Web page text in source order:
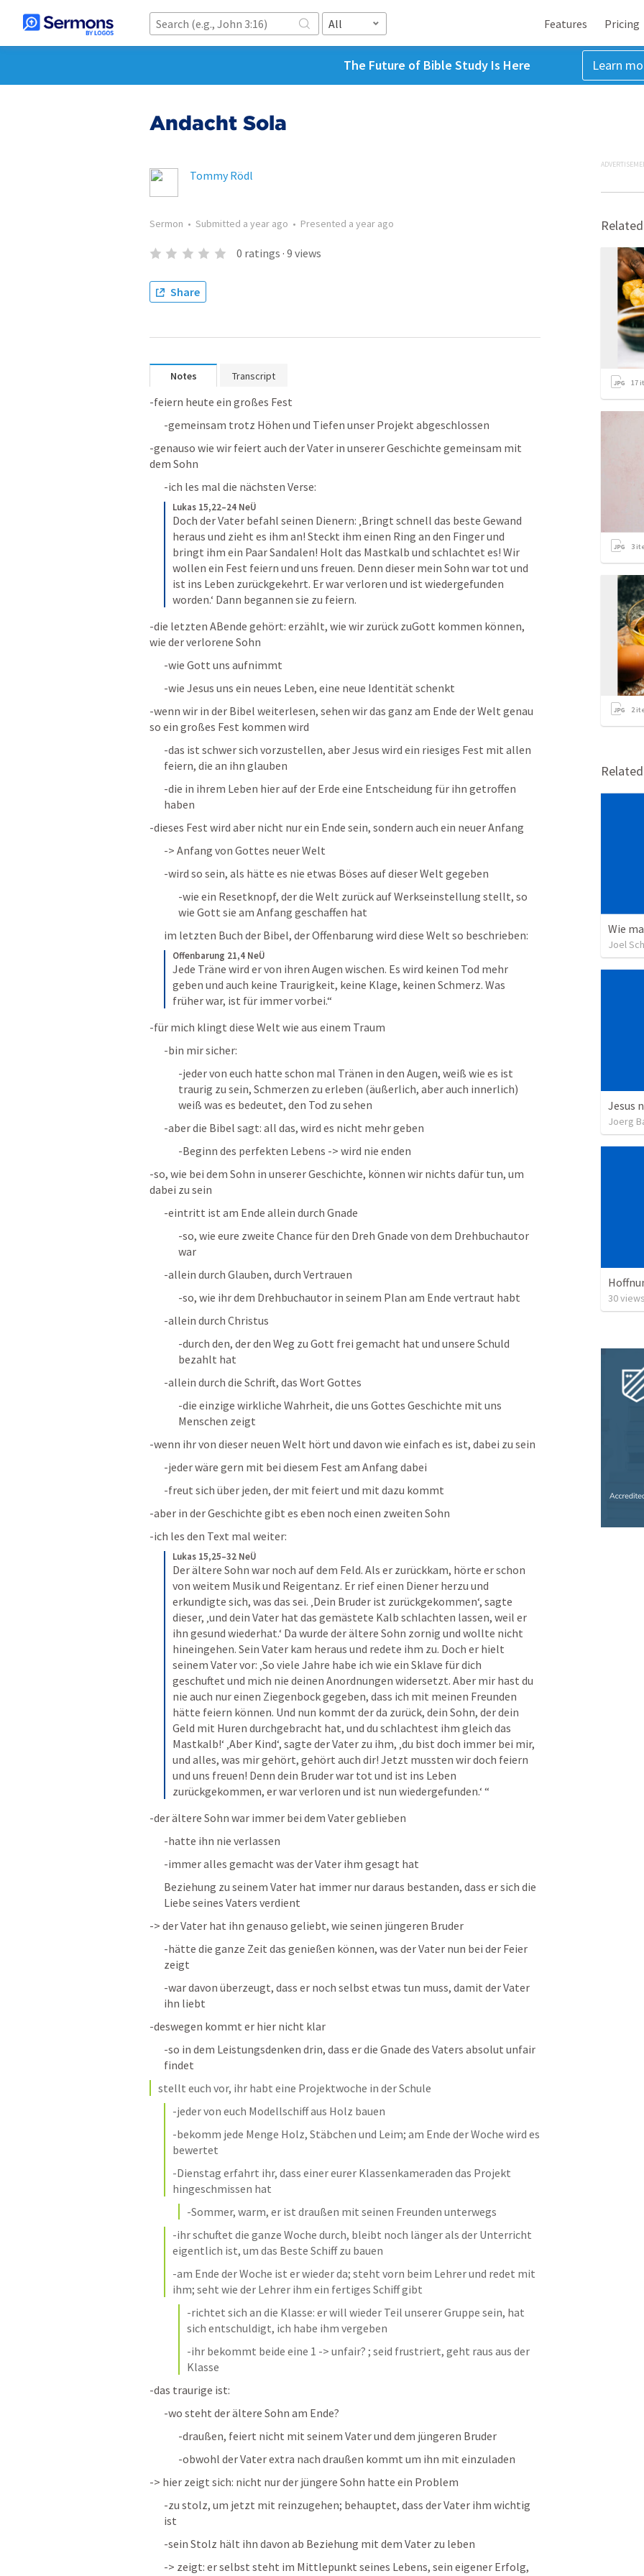
All Features Pricing
The Future of Bible Study Is Here Learn
Andacht Sola
Tommy Rödl
Sermon • Submitted a year ago • Presented a year ago
0 ratings · 9 views
Share
Notes Transcript
-feiern heute ein großes Fest
-gemeinsam trotz Höhen und Tiefen unser Projekt abgeschlossen
-genauso wie wir feiert auch der Vater in unserer Geschichte gemeinsam mit
dem Sohn
-ich les mal die nächsten Verse:
Lukas 15,22–24 NeÜ
Doch der Vater befahl seinen Dienern: ‚Bringt schnell das beste Gewand
heraus und zieht es ihm an! Steckt ihm einen Ring an den Finger und
bringt ihm ein Paar Sandalen! Holt das Mastkalb und schlachtet es! Wir
wollen ein Fest feiern und uns freuen. Denn dieser mein Sohn war tot und
ist ins Leben zurückgekehrt. Er war verloren und ist wiedergefunden
worden.‘ Dann begannen sie zu feiern.
-die letzten ABende gehört: erzählt, wie wir zurück zuGott kommen können,
wie der verlorene Sohn
-wie Gott uns aufnimmt
-wie Jesus uns ein neues Leben, eine neue Identität schenkt
-wenn wir in der Bibel weiterlesen, sehen wir das ganz am Ende der Welt genau
so ein großes Fest kommen wird
-das ist schwer sich vorzustellen, aber Jesus wird ein riesiges Fest mit allen
feiern, die an ihn glauben
-die in ihrem Leben hier auf der Erde eine Entscheidung für ihn getroffen
haben
-dieses Fest wird aber nicht nur ein Ende sein, sondern auch ein neuer Anfang
-> Anfang von Gottes neuer Welt
-wird so sein, als hätte es nie etwas Böses auf dieser Welt gegeben
-wie ein Resetknopf, der die Welt zurück auf Werkseinstellung stellt, so
wie Gott sie am Anfang geschaffen hat
im letzten Buch der Bibel, der Offenbarung wird diese Welt so beschrieben:
Offenbarung 21,4 NeÜ
Jede Träne wird er von ihren Augen wischen. Es wird keinen Tod mehr
geben und auch keine Traurigkeit, keine Klage, keinen Schmerz. Was
früher war, ist für immer vorbei.“
-für mich klingt diese Welt wie aus einem Traum
-bin mir sicher:
-jeder von euch hatte schon mal Tränen in den Augen, weiß wie es ist
traurig zu sein, Schmerzen zu erleben (äußerlich, aber auch innerlich)
weiß was es bedeutet, den Tod zu sehen
-aber die Bibel sagt: all das, wird es nicht mehr geben
-Beginn des perfekten Lebens -> wird nie enden
-so, wie bei dem Sohn in unserer Geschichte, können wir nichts dafür tun, um
dabei zu sein
-eintritt ist am Ende allein durch Gnade
-so, wie eure zweite Chance für den Dreh Gnade von dem Drehbuchautor
war
-allein durch Glauben, durch Vertrauen
-so, wie ihr dem Drehbuchautor in seinem Plan am Ende vertraut habt
-allein durch Christus
-durch den, der den Weg zu Gott frei gemacht hat und unsere Schuld
bezahlt hat
-allein durch die Schrift, das Wort Gottes
-die einzige wirkliche Wahrheit, die uns Gottes Geschichte mit uns
Menschen zeigt
-wenn ihr von dieser neuen Welt hört und davon wie einfach es ist, dabei zu sein
-jeder wäre gern mit bei diesem Fest am Anfang dabei
-freut sich über jeden, der mit feiert und mit dazu kommt
-aber in der Geschichte gibt es eben noch einen zweiten Sohn
-ich les den Text mal weiter:
Lukas 15,25–32 NeÜ
Der ältere Sohn war noch auf dem Feld. Als er zurückkam, hörte er schon
von weitem Musik und Reigentanz. Er rief einen Diener herzu und
erkundigte sich, was das sei. ‚Dein Bruder ist zurückgekommen‘, sagte
dieser, ‚und dein Vater hat das gemästete Kalb schlachten lassen, weil er
ihn gesund wiederhat.‘ Da wurde der ältere Sohn zornig und wollte nicht
hineingehen. Sein Vater kam heraus und redete ihm zu. Doch er hielt
seinem Vater vor: ‚So viele Jahre habe ich wie ein Sklave für dich
geschuftet und mich nie deinen Anordnungen widersetzt. Aber mir hast du
nie auch nur einen Ziegenbock gegeben, dass ich mit meinen Freunden
hätte feiern können. Und nun kommt der da zurück, dein Sohn, der dein
Geld mit Huren durchgebracht hat, und du schlachtest ihm gleich das
Mastkalb!‘ ‚Aber Kind‘, sagte der Vater zu ihm, ‚du bist doch immer bei mir,
und alles, was mir gehört, gehört auch dir! Jetzt mussten wir doch feiern
und uns freuen! Denn dein Bruder war tot und ist ins Leben
zurückgekommen, er war verloren und ist nun wiedergefunden.‘ “
-der ältere Sohn war immer bei dem Vater geblieben
-hatte ihn nie verlassen
-immer alles gemacht was der Vater ihm gesagt hat
Beziehung zu seinem Vater hat immer nur daraus bestanden, dass er sich die
Liebe seines Vaters verdient
-> der Vater hat ihn genauso geliebt, wie seinen jüngeren Bruder
-hätte die ganze Zeit das genießen können, was der Vater nun bei der Feier
zeigt
-war davon überzeugt, dass er noch selbst etwas tun muss, damit der Vater
ihn liebt
-deswegen kommt er hier nicht klar
-so in dem Leistungsdenken drin, dass er die Gnade des Vaters absolut unfair
findet
stellt euch vor, ihr habt eine Projektwoche in der Schule
-jeder von euch Modellschiff aus Holz bauen
-bekomm jede Menge Holz, Stäbchen und Leim; am Ende der Woche wird es
bewertet
-Dienstag erfahrt ihr, dass einer eurer Klassenkameraden das Projekt
hingeschmissen hat
-Sommer, warm, er ist draußen mit seinen Freunden unterwegs
-ihr schuftet die ganze Woche durch, bleibt noch länger als der Unterricht
eigentlich ist, um das Beste Schiff zu bauen
-am Ende der Woche ist er wieder da; steht vorn beim Lehrer und redet mit
ihm; seht wie der Lehrer ihm ein fertiges Schiff gibt
-richtet sich an die Klasse: er will wieder Teil unserer Gruppe sein, hat
sich entschuldigt, ich habe ihm vergeben
-ihr bekommt beide eine 1 -> unfair? ; seid frustriert, geht raus aus der
Klasse
-das traurige ist:
-wo steht der ältere Sohn am Ende?
-draußen, feiert nicht mit seinem Vater und dem jüngeren Bruder
-obwohl der Vater extra nach draußen kommt um ihn mit einzuladen
-> hier zeigt sich: nicht nur der jüngere Sohn hatte ein Problem
-zu stolz, um jetzt mit reinzugehen; behauptet, dass der Vater ihm wichtig
ist
-sein Stolz hält ihn davon ab Beziehung mit dem Vater zu leben
-> zeigt: er selbst steht im Mittlepunkt seines Lebens, sein eigener Erfolg,
17
3
2
Wie
Joel
Jesus
Joerg
30